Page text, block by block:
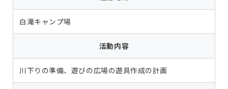
白滝キャンプ場
活動内容
川下りの準備、遊びの広場の遊具作成の計画